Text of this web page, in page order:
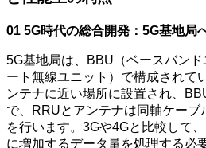
01 5G時代の総合開発：5G基地局
5G基地局は、BBU（ベースバン
ート無線ユニット）で構成されて
ンテナに近い場所に設置され、
で、RRUとアンテナは同軸ケーブ
を行います。3Gや4Gと比較して
に増加するデータ量を処理する必